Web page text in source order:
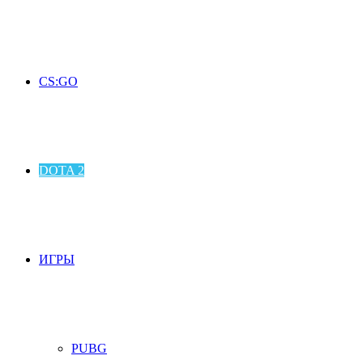
CS:GO
DOTA 2
ИГРЫ
PUBG